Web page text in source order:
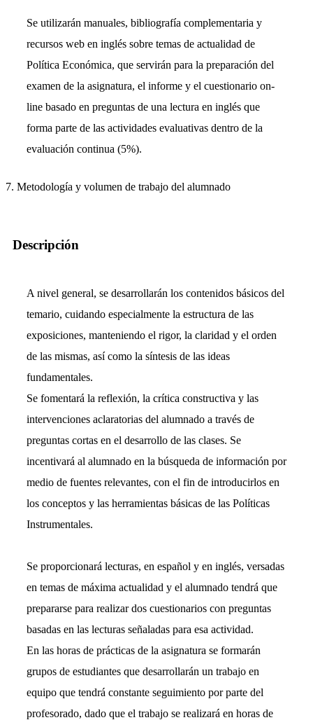
Se utilizarán manuales, bibliografía complementaria y
recursos web en inglés sobre temas de actualidad de
Política Económica, que servirán para la preparación del
examen de la asignatura, el informe y el cuestionario on-
line basado en preguntas de una lectura en inglés que
forma parte de las actividades evaluativas dentro de la
evaluación continua (5%).
7. Metodología y volumen de trabajo del alumnado
Descripción
A nivel general, se desarrollarán los contenidos básicos del
temario, cuidando especialmente la estructura de las
exposiciones, manteniendo el rigor, la claridad y el orden
de las mismas, así como la síntesis de las ideas
fundamentales.
Se fomentará la reflexión, la crítica constructiva y las
intervenciones aclaratorias del alumnado a través de
preguntas cortas en el desarrollo de las clases. Se
incentivará al alumnado en la búsqueda de información por
medio de fuentes relevantes, con el fin de introducirlos en
los conceptos y las herramientas básicas de las Políticas
Instrumentales.
Se proporcionará lecturas, en español y en inglés, versadas
en temas de máxima actualidad y el alumnado tendrá que
prepararse para realizar dos cuestionarios con preguntas
basadas en las lecturas señaladas para esa actividad.
En las horas de prácticas de la asignatura se formarán
grupos de estudiantes que desarrollarán un trabajo en
equipo que tendrá constante seguimiento por parte del
profesorado, dado que el trabajo se realizará en horas de